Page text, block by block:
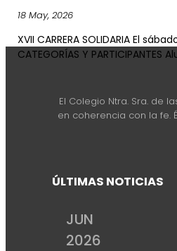
18 May, 2026
XVII CARRERA SOLIDARIA El
CATEGORÍAS Y
El Colegio Ntra. Sra. de
en coherencia con la fe.
ÚLTIMAS NOTICIAS
JUN
2026